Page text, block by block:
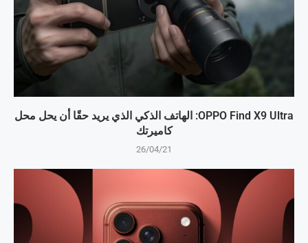
OPPO Find X9 Ultra: الهاتف الذكي الذي يريد حقًا أن يحل محل
كاميرتك
26/04/21